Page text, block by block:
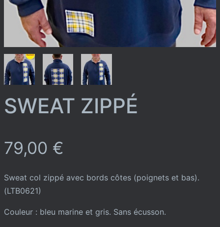
SWEAT ZIPPÉ
79,00 €
Sweat col zippé avec bords côtes (poignets et bas).
(LTB0621)
Couleur : bleu marine et gris. Sans écusson.